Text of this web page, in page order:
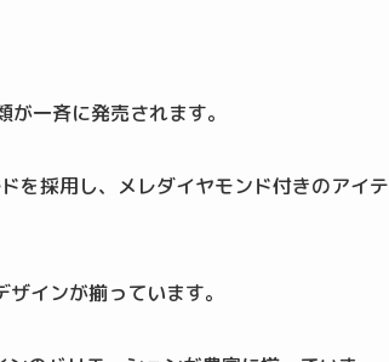
一斉に発売されます。
を採用し、メレダイヤモンド付きのアイテ
インが揃っています。